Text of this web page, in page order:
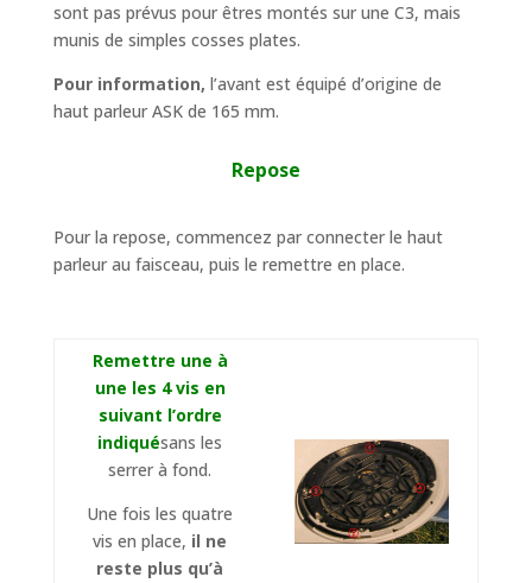
sont pas prévus pour êtres montés sur une C3, mais
munis de simples cosses plates.
Pour information, l’avant est équipé d’origine de
haut parleur ASK de 165 mm.
Repose
Pour la repose, commencez par connecter le haut
parleur au faisceau, puis le remettre en place.
Remettre une à
une les 4 vis en
suivant l’ordre
indiquésans les
serrer à fond.
Une fois les quatre
vis en place, il ne
reste plus qu’à